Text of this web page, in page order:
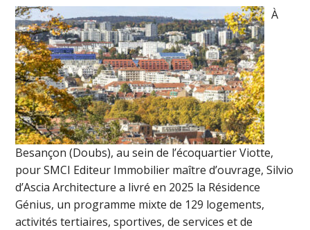
À
Besançon (Doubs), au sein de l’écoquartier Viotte,
pour SMCI Editeur Immobilier maître d’ouvrage, Silvio
d’Ascia Architecture a livré en 2025 la Résidence
Génius, un programme mixte de 129 logements,
activités tertiaires, sportives, de services et de